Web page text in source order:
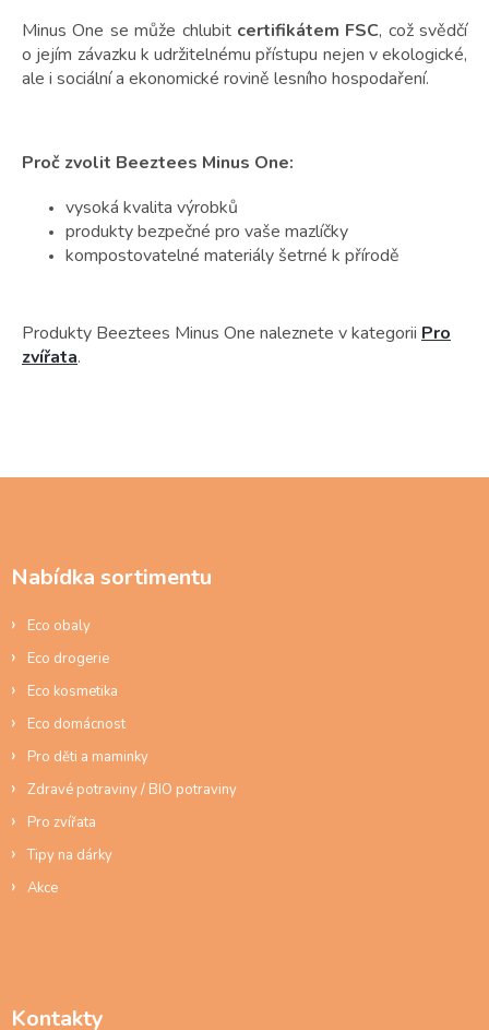
Minus One se může chlubit certifikátem FSC, což svědčí
o jejím závazku k udržitelnému přístupu nejen v ekologické,
ale i sociální a ekonomické rovině lesního hospodaření.
Proč zvolit Beeztees Minus One:
vysoká kvalita výrobků
produkty bezpečné pro vaše mazlíčky
kompostovatelné materiály šetrné k přírodě
Produkty Beeztees Minus One naleznete v kategorii Pro
zvířata.
Nabídka sortimentu
Eco obaly
Eco drogerie
Eco kosmetika
Eco domácnost
Pro děti a maminky
Zdravé potraviny / BIO potraviny
Pro zvířata
Tipy na dárky
Akce
Kontakty